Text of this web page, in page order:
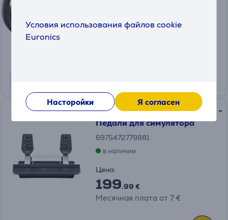
Условия использования файлов cookie
Euronics
Насторойки Я согласен
Simagic P500 Pedals, черный -
Педали для симулятора
6975472779881
в наличии
Цена:
199.99 €
Месячная плата от 7 €